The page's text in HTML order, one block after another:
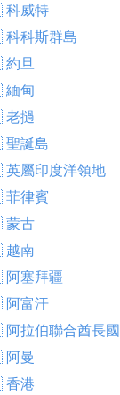
1
威特
科斯群島
旦
甸
撾
誕島
屬印度洋領地
律賓
古
南
塞拜疆
富汗
拉伯聯合酋長國
曼
港